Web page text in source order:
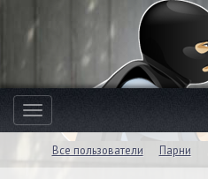
Toggle
navigation
Все пользователи Парни